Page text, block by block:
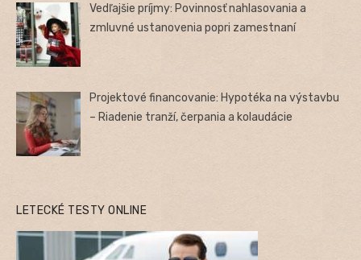
Vedľajšie príjmy: Povinnosť nahlasovania a
zmluvné ustanovenia popri zamestnaní
Projektové financovanie: Hypotéka na výstavbu
– Riadenie tranží, čerpania a kolaudácie
LETECKÉ TESTY ONLINE